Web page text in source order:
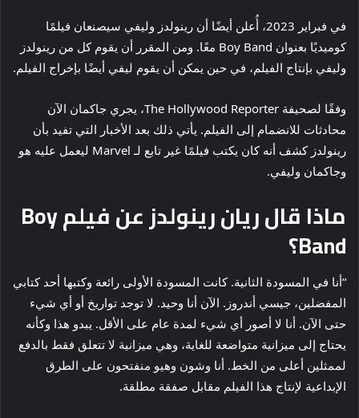
في فبراير 2023، أُعلن أيضًا أن رينولدز وليفي سيصنعان فيلمًا
كوميديًا بعنوان Boy Band معًا. ومن المقرر أن يقوم كل من رينولدز
وليفي بإنتاج الفيلم، في حين يمكن أن يقوم ليفي أيضًا بإخراج الفيلم.
وفقًا لصحيفة The Hollywood Reporter، يجري جاكمان الآن
محادثات للانضمام إلى الفيلم. يأتي ذلك بعد الأخبار التي تفيد بأن
رينولدز كشف أنه كان يكتب فيلمًا غير تابع لـ Marvel ليعمل عليه هو
وجاكمان وليفي.
ماذا قال ريان رينولدز عن فيلم Boy
Band؟
“أنا في المسودة الثانية. كانت المسودة الأولى رائعة وكتبها أحد كتابي
المفضلين، جيسي أندروز. الآن أنا وحيد. لا توجد تواريخ أو أي شيء
حتى الآن. أنا لا أصور أي شيء لمدة عام على الأقل. يبدو هذا وكأنه
يحتاج إلى ميزانية متواضعة للغاية، وهي ميزانية لا تتعلق فقط بالدفع
لممثلين أعلى من الخط. أنا وشون وهيو منفتحون على الطرق
الإبداعية لإنتاج هذا الفيلم مقابل صفقة مطلقة.